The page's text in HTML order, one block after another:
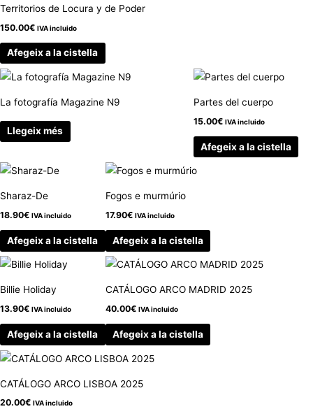
Territorios de Locura y de Poder
150.00€ IVA incluido
Afegeix a la cistella
La fotografía Magazine N9
Llegeix més
Partes del cuerpo
15.00€ IVA incluido
Afegeix a la cistella
Sharaz-De
18.90€ IVA incluido
Afegeix a la cistella
Fogos e murmúrio
17.90€ IVA incluido
Afegeix a la cistella
Billie Holiday
13.90€ IVA incluido
Afegeix a la cistella
CATÁLOGO ARCO MADRID 2025
40.00€ IVA incluido
Afegeix a la cistella
CATÁLOGO ARCO LISBOA 2025
20.00€ IVA incluido